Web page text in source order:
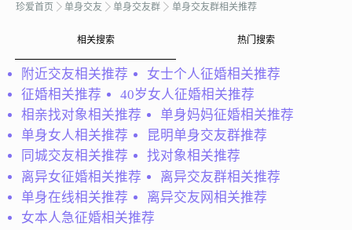
表现的很文静 我性格很随和 没有什么不良嗜好 烟酒都不会
来兵
39岁 | 未婚 | 168cm | 5001-8000元
寻找异性：
23-26岁 | 150-162cm
私聊TA
@灰太狼：对我来说,爱就是相互间的习惯、默契与宽容！
渴望平淡、真实的感情，用从容淡定的心做事、待人交友，
珍爱首页 单身交友 单身交友群 单身交友群相关推荐
相关搜索 热门搜索
附近交友相关推荐
女士个人征婚相关推荐
征婚相关推荐
40岁女人征婚相关推荐
相亲找对象相关推荐
单身妈妈征婚相关推荐
单身女人相关推荐
昆明单身交友群推荐
同城交友相关推荐
找对象相关推荐
离异女征婚相关推荐
离异交友群相关推荐
单身在线相关推荐
离异交友网相关推荐
女本人急征婚相关推荐